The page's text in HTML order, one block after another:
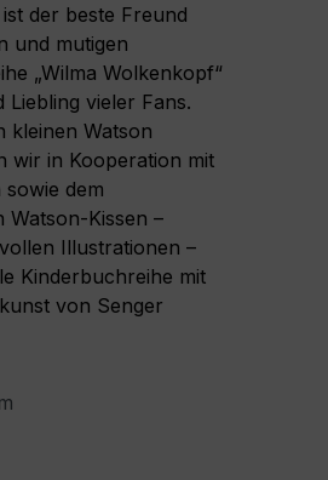
der beste Freund
und mutigen
„Wilma Wolkenkopf“
vieler Fans.
kleinen Watson
wir in Kooperation mit
dem
Watson-Kissen –
Illustrationen –
Kinderbuchreihe mit
von Senger